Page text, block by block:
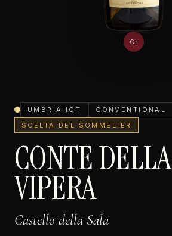
Cr
UMBRIA IGT
CONVENTIONAL
SCELTA DEL SOMMELIER
CONTE DELLA
VIPERA
Castello della Sala